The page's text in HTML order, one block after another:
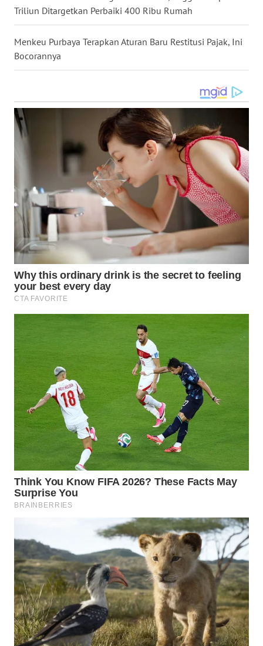
Triliun Ditargetkan Perbaiki 400 Ribu Rumah
Menkeu Purbaya Terapkan Aturan Baru Restitusi Pajak, Ini
Bocorannya
WN
SULUT
WN
MALUKU
MALUT
WN
DANAU
TOBA
WN
NIAS
WN
LANGKAT
SELATAN
WN
TANJUNG
LESUNG
WN
KARO
WN
SIMALUNGUN
LABUHANBATU
WN
TAPANULI
TENGAH
WN DELI
SERDANG